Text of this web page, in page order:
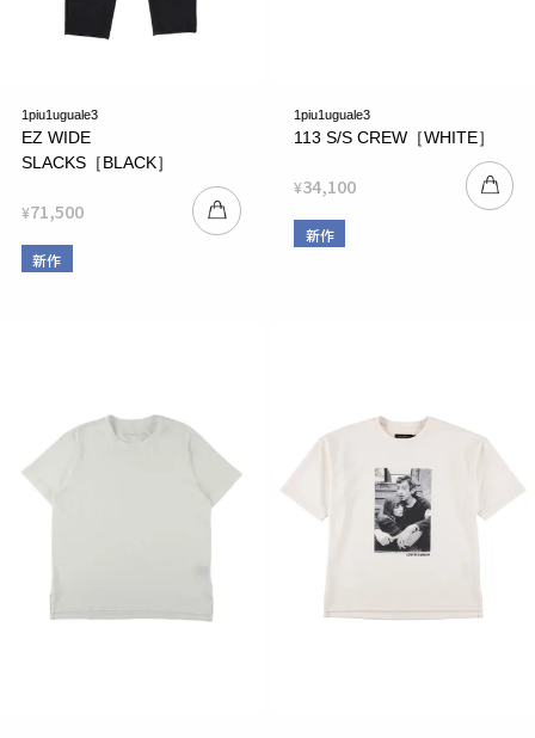
1piu1uguale3
EZ WIDE
SLACKS［BLACK］
¥71,500
新作
1piu1uguale3
113 S/S CREW［WHITE］
¥34,100
新作